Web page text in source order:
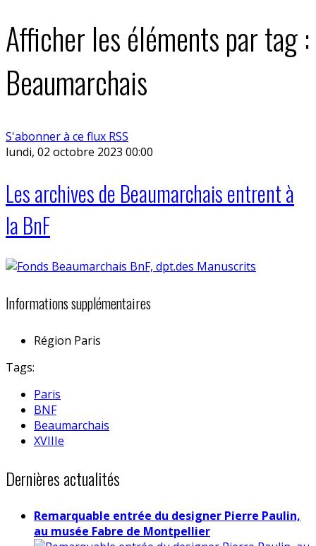
Afficher les éléments par tag :
Beaumarchais
S'abonner à ce flux RSS
lundi, 02 octobre 2023 00:00
Les archives de Beaumarchais entrent à
la BnF
Informations supplémentaires
Région Paris
Tags:
Paris
BNF
Beaumarchais
XVIIIe
Dernières actualités
Remarquable entrée du designer Pierre Paulin,
au musée Fabre de Montpellier